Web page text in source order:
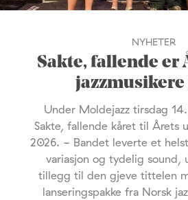
NYHETER
Sakte, fallende er
Under Moldejazz tirsdag
Sakte, fallende kåret til Årets
2026. - Bandet leverte et
variasjon og tydelig sound,
tillegg til den gjeve tittelen
lanseringspakke fra Norsk